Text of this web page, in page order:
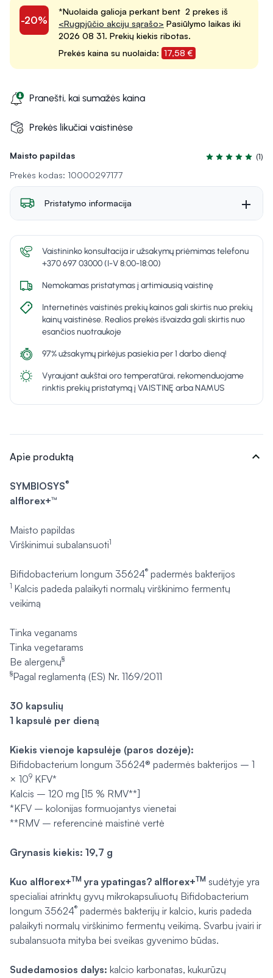
Maisto papildas
Įvertinimas 5.0
(1)
Prekės kodas: 10000297177
-20%
*Nuolaida galioja perkant bent 2 prekes iš
<Rugpjūčio akcijų sąrašo> Pasiūlymo laikas iki
2026 08 31. Prekių kiekis ribotas.
Prekės kaina su nuolaida: 17,58 €
Pranešti, kai sumažės kaina
Prekės likučiai vaistinėse
Pristatymo informacija
Vaistininko konsultacija ir užsakymų priėmimas telefonu
+370 697 03000 (I-V 8:00-18:00)
Nemokamas pristatymas į artimiausią vaistinę
Internetinės vaistinės prekių kainos gali skirtis nuo prekių
kainų vaistinėse. Realios prekės išvaizda gali skirtis nuo
esančios nuotraukoje
97% užsakymų pirkėjus pasiekia per 1 darbo dieną!
Vyraujant aukštai oro temperatūrai, rekomenduojame
rinktis prekių pristatymą į VAISTINĘ arba NAMUS
Apie produktą expand_more
SYMBIOSYS®
alflorex+™
Maisto papildas
Virškinimui subalansuoti1
Bifidobacterium longum 35624® padermės bakterijos
1 Kalcis padeda palaikyti normalų virškinimo fermentų
veikimą
Tinka veganams
Tinka vegetarams
Be alergenų§
§Pagal reglamentą (ES) Nr. 1169/2011
30 kapsulių
1 kapsulė per dieną
Kiekis vienoje kapsulėje (paros dozėje):
Bifidobacterium longum 35624® padermės bakterijos – 1
× 109 KFV*
Kalcis – 120 mg [15 % RMV**]
*KFV – kolonijas formuojantys vienetai
**RMV – referencinė maistinė vertė
Grynasis kiekis: 19,7 g
Kuo alflorex+TM yra ypatingas? alflorex+TM sudėtyje yra
specialiai atrinktų gyvų mikrokapsuliuotų Bifidobacterium
longum 35624® padermės bakterijų ir kalcio, kuris padeda
palaikyti normalų virškinimo fermentų veikimą. Svarbu įvairi ir
subalansuota mityba bei sveikas gyvenimo būdas.
Sudedamosios dalys: kalcio karbonatas, kukurūzų